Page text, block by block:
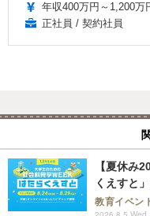
年収400万円～1,200万
正社員 / 契約社員
【夏休み
くえすと
教育イベン